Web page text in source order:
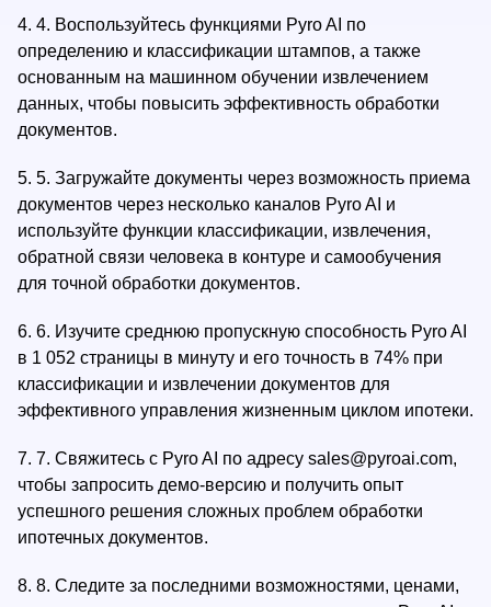
4. 4. Воспользуйтесь функциями Pyro AI по
определению и классификации штампов, а также
основанным на машинном обучении извлечением
данных, чтобы повысить эффективность обработки
документов.
5. 5. Загружайте документы через возможность приема
документов через несколько каналов Pyro AI и
используйте функции классификации, извлечения,
обратной связи человека в контуре и самообучения
для точной обработки документов.
6. 6. Изучите среднюю пропускную способность Pyro AI
в 1 052 страницы в минуту и его точность в 74% при
классификации и извлечении документов для
эффективного управления жизненным циклом ипотеки.
7. 7. Свяжитесь с Pyro AI по адресу sales@pyroai.com,
чтобы запросить демо-версию и получить опыт
успешного решения сложных проблем обработки
ипотечных документов.
8. 8. Следите за последними возможностями, ценами,